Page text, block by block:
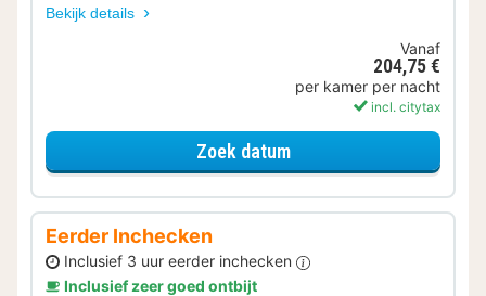
Bekijk details
Vanaf
204,75 €
per kamer per nacht
incl. citytax
Zoek datumvoor Later Uitchecken
Eerder Inchecken
Inclusief 3 uur eerder inchecken
Inclusief zeer goed ontbijt